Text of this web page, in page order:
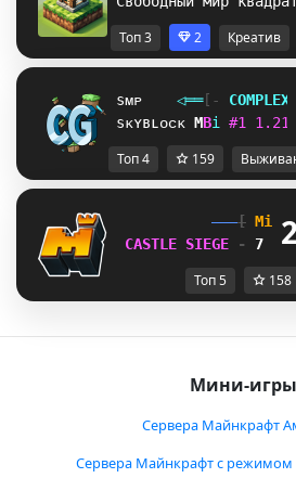
Топ 3 2 Креатив
sᴍᴘ ◁══[‐ COMPL EX
sᴋʏʙʟᴏᴄᴋ ]@i #1 1 . 21
Топ 4 159
[
CASTLE SIEGE
- 7
Топ 5 158
Мини-игры
Сервера Майнкрафт
Сервера Майнкрафт с режимом